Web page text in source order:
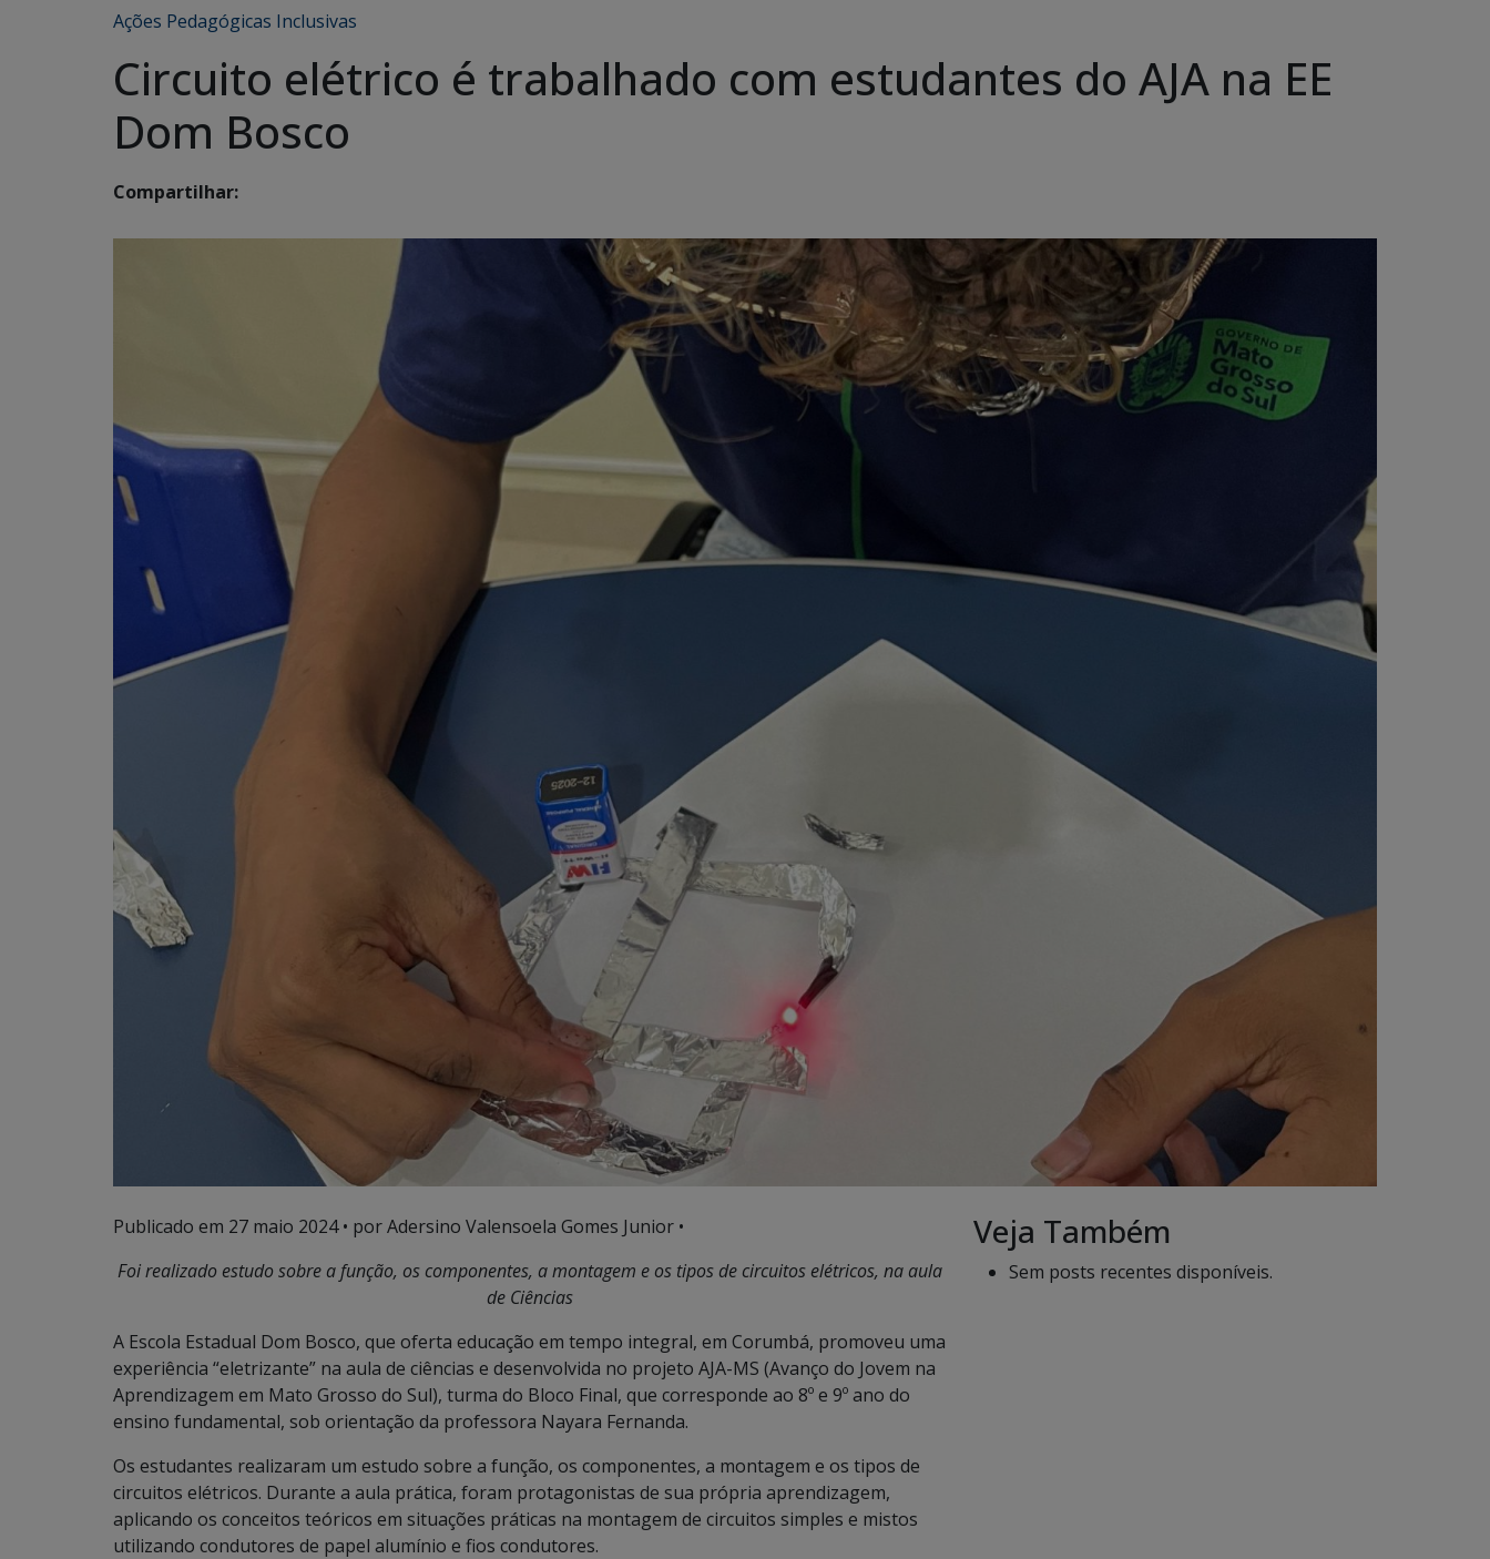
Ações Pedagógicas Inclusivas
Circuito elétrico é trabalhado com estudantes do AJA na EE
Dom Bosco
Compartilhar:
Publicado em 27 maio 2024• por Adersino Valensoela Gomes Junior •
Foi realizado estudo sobre a função, os componentes, a montagem e os tipos de circuitos elétricos, na aula
de Ciências
A Escola Estadual Dom Bosco, que oferta educação em tempo integral, em Corumbá, promoveu uma
experiência “eletrizante” na aula de ciências e desenvolvida no projeto AJA-MS (Avanço do Jovem na
Aprendizagem em Mato Grosso do Sul), turma do Bloco Final, que corresponde ao 8º e 9º ano do
ensino fundamental, sob orientação da professora Nayara Fernanda.
Os estudantes realizaram um estudo sobre a função, os componentes, a montagem e os tipos de
circuitos elétricos. Durante a aula prática, foram protagonistas de sua própria aprendizagem,
aplicando os conceitos teóricos em situações práticas na montagem de circuitos simples e mistos
utilizando condutores de papel alumínio e fios condutores.
Veja Também
Sem posts recentes disponíveis.